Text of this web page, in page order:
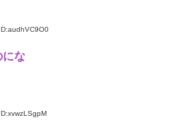
ID:audhVC9O0
にな
ID:xvwzLSgpM